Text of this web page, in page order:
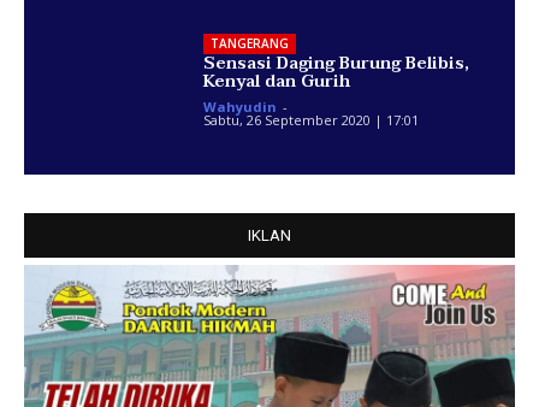
TANGERANG
Sensasi Daging Burung Belibis,
Kenyal dan Gurih
Wahyudin -
Sabtu, 26 September 2020 | 17:01
IKLAN